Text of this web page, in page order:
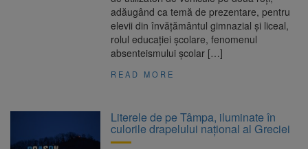
adăugând ca temă de prezentare, pentru
elevii din învățământul gimnazial și liceal,
rolul educației școlare, fenomenul
absenteismului școlar […]
READ MORE
Literele de pe Tâmpa, iluminate în
culorile drapelului național al Greciei